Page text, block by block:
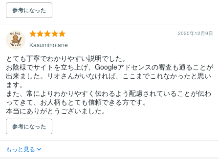
参考になった
2020年12月9日
Kasuminotane
とても丁寧でわかりやすい説明でした。
お陰様でサイトを立ち上げ、Googleアドセンスの審査も通ることが
出来ました。リオさんがいなければ、ここまでこれなかったと思い
ます。
また、常によりわかりやすく伝わるよう配慮されていることが伝わ
ってきて、お人柄もとても信頼できる方です。
本当にありがとうございました。
参考になった
もっと見る